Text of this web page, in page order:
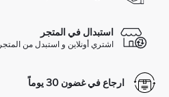
استبدال في المتجر
اشتري أونلاين و استبدل من المتجر
ارجاع في غضون 30 يوماً